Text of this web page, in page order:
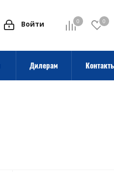
0 0
Войти
Дилерам